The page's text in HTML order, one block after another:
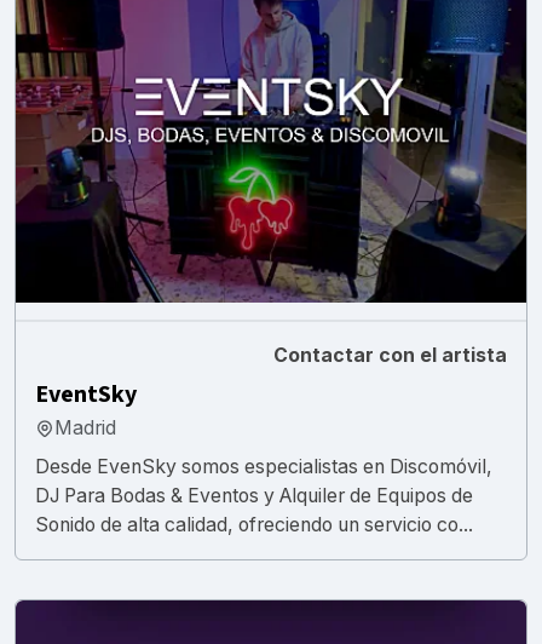
Contactar con el artista
EventSky
Madrid
Desde EvenSky somos especialistas en Discomóvil,
DJ Para Bodas & Eventos y Alquiler de Equipos de
Sonido de alta calidad, ofreciendo un servicio co...